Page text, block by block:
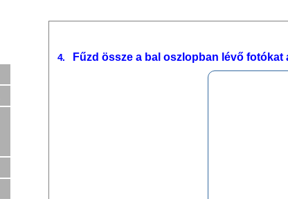
4. Fűzd össze a bal oszlopban lévő